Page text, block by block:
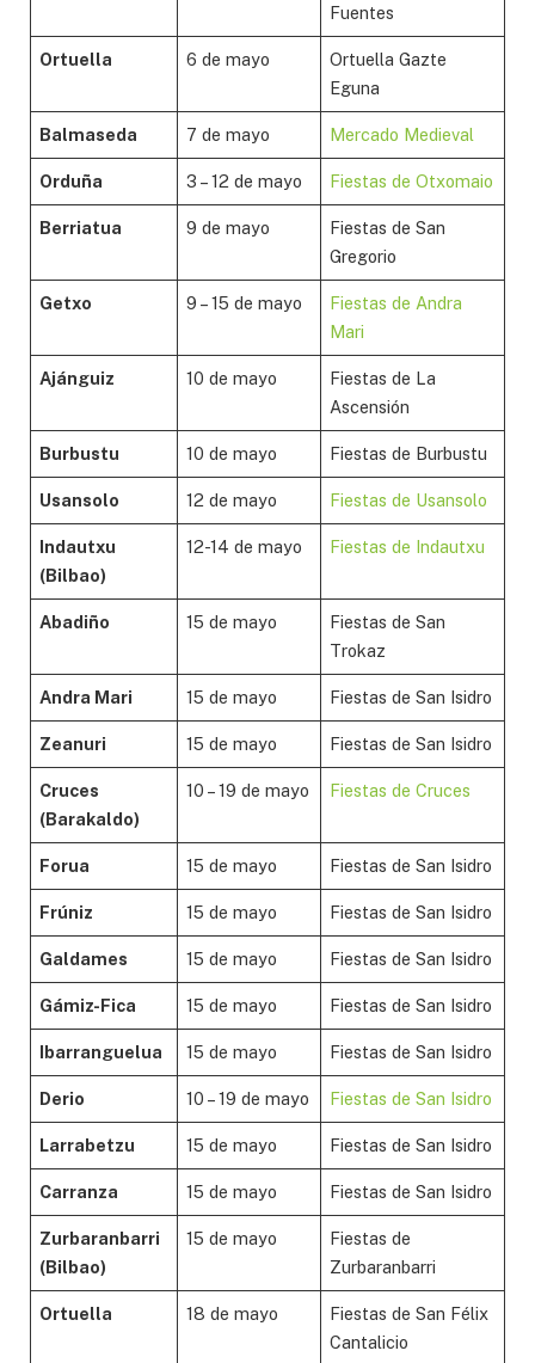
Fuentes
Ortuella 6 de mayo
Ortuella Gazte
Eguna
Balmaseda 7 de mayo Mercado Medieval
Orduña 3 – 12 de mayo Fiestas de Otxomaio
Berriatua 9 de mayo
Fiestas de San
Gregorio
Getxo 9 – 15 de mayo
Fiestas de Andra
Mari
Ajánguiz 10 de mayo
Fiestas de La
Ascensión
Burbustu 10 de mayo Fiestas de Burbustu
Usansolo 12 de mayo Fiestas de Usansolo
Indautxu
(Bilbao)
12-14 de mayo Fiestas de Indautxu
Abadiño 15 de mayo
Fiestas de San
Trokaz
Andra Mari 15 de mayo Fiestas de San Isidro
Zeanuri 15 de mayo Fiestas de San Isidro
Cruces
(Barakaldo)
10 – 19 de mayo Fiestas de Cruces
Forua 15 de mayo Fiestas de San Isidro
Frúniz 15 de mayo Fiestas de San Isidro
Galdames 15 de mayo Fiestas de San Isidro
Gámiz-Fica 15 de mayo Fiestas de San Isidro
Ibarranguelua 15 de mayo Fiestas de San Isidro
Derio 10 – 19 de mayo Fiestas de San Isidro
Larrabetzu 15 de mayo Fiestas de San Isidro
Carranza 15 de mayo Fiestas de San Isidro
Zurbaranbarri
(Bilbao)
15 de mayo
Fiestas de
Zurbaranbarri
Ortuella 18 de mayo
Fiestas de San Félix
Cantalicio